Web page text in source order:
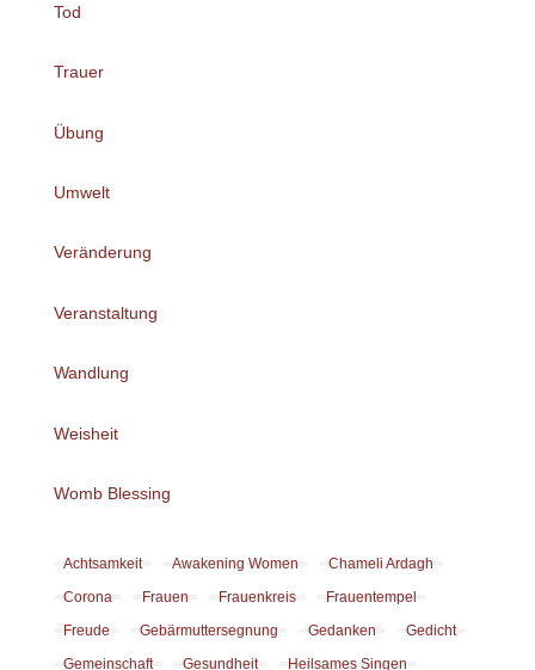
Tod
Trauer
Übung
Umwelt
Veränderung
Veranstaltung
Wandlung
Weisheit
Womb Blessing
Achtsamkeit Awakening Women
Chameli Ardagh
Corona
Frauen Frauenkreis
Frauentempel
Freude
Gebärmuttersegnung Gedanken
Gedicht
Gemeinschaft
Gesundheit Heilsames Singen